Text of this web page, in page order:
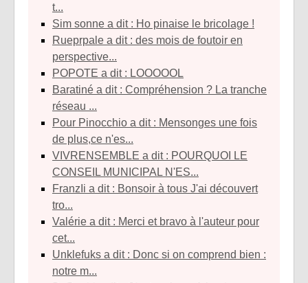
t...
sim sonne a dit : Ho pinaise le bricolage !
rueprpale a dit : des mois de foutoir en
perspective...
POPOTE a dit : LOOOOOL
baratiné a dit : Compréhension ? La tranche
réseau ...
Pour Pinocchio a dit : Mensonges une fois
de plus,ce n'es...
VIVRENSEMBLE a dit : POURQUOI LE
CONSEIL MUNICIPAL N'ES...
franzIi a dit : Bonsoir à tous J'ai découvert
tro...
Valérie a dit : Merci et bravo à l'auteur pour
cet...
unklefuks a dit : Donc si on comprend bien :
notre m...